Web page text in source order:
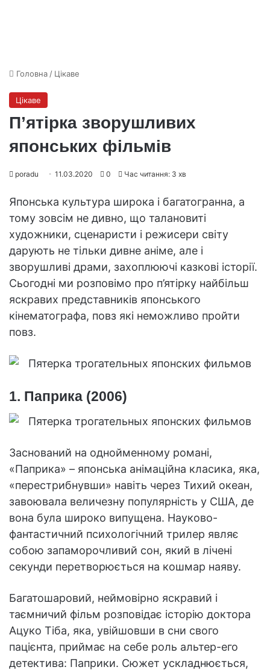
Головна / Цікаве
Цікаве
П’ятірка зворушливих
японських фільмів
poradu 11.03.2020 0 Час читання: 3 хв
Японська культура широка і багатогранна, а
тому зовсім не дивно, що талановиті
художники, сценаристи і режисери світу
дарують не тільки дивне аніме, але і
зворушливі драми, захоплюючі казкові історії.
Сьогодні ми розповімо про п’ятірку найбільш
яскравих представників японського
кінематографа, повз які неможливо пройти
повз.
1. Паприка (2006)
Заснований на однойменному романі,
«Паприка» – японська анімаційна класика, яка,
«перестрибнувши» навіть через Тихий океан,
завоювала величезну популярність у США, де
вона була широко випущена. Науково-
фантастичний психологічний трилер являє
собою запаморочливий сон, який в лічені
секунди перетворюється на кошмар наяву.
Багатошаровий, неймовірно яскравий і
таємничий фільм розповідає історію доктора
Ацуко Тіба, яка, увійшовши в сни свого
пацієнта, приймає на себе роль альтер-его
детектива: Паприки. Сюжет ускладнюється,